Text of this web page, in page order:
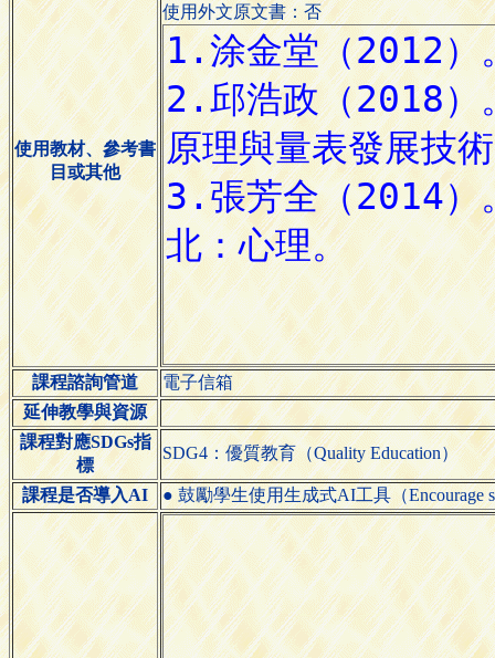
使用教材、參考書
目或其他
使用外文原文書：否
課程諮詢管道
電子信箱
延伸教學與資源
課程對應SDGs指
標
SDG4：優質教育（Quality Education）
課程是否導入AI ● 鼓勵學生使用生成式AI工具（Encourage